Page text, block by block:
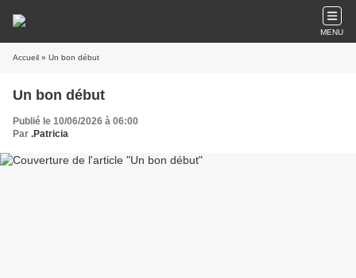
MENU
Accueil » Un bon début
Un bon début
Publié le 10/06/2026 à 06:00
Par .Patricia